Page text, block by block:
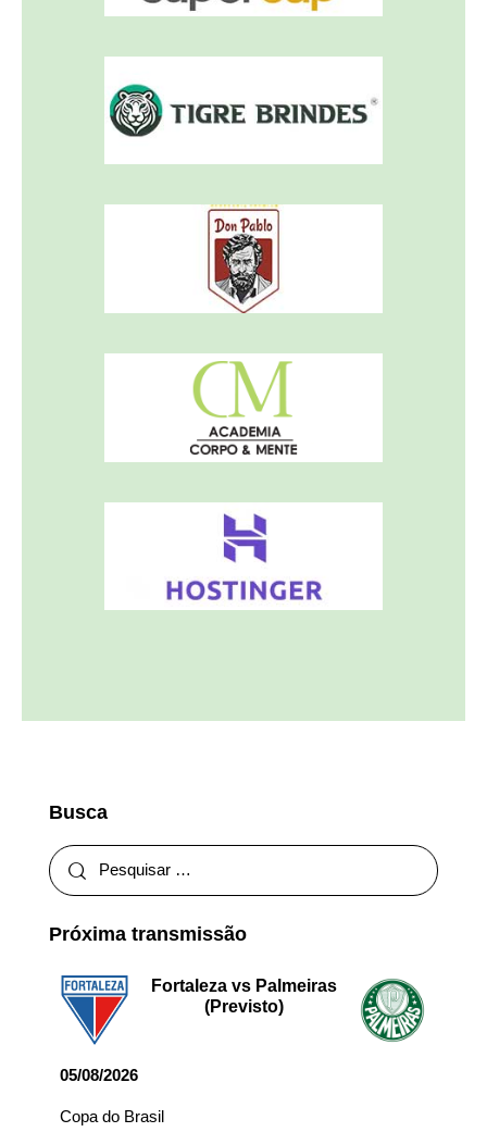
Busca
Próxima transmissão
Fortaleza vs Palmeiras
(Previsto)
05/08/2026
Copa do Brasil